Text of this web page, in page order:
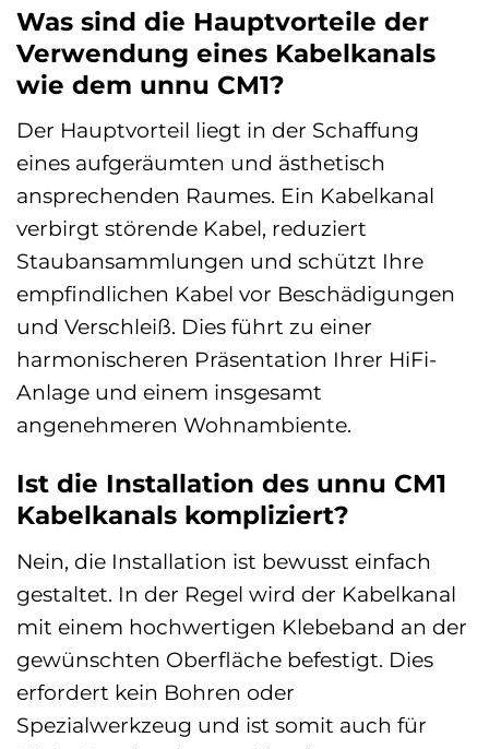
Was sind die Hauptvorteile der
Verwendung eines Kabelkanals
wie dem unnu CM1?
Der Hauptvorteil liegt in der Schaffung
eines aufgeräumten und ästhetisch
ansprechenden Raumes. Ein Kabelkanal
verbirgt störende Kabel, reduziert
Staubansammlungen und schützt Ihre
empfindlichen Kabel vor Beschädigungen
und Verschleiß. Dies führt zu einer
harmonischeren Präsentation Ihrer HiFi-
Anlage und einem insgesamt
angenehmeren Wohnambiente.
Ist die Installation des unnu CM1
Kabelkanals kompliziert?
Nein, die Installation ist bewusst einfach
gestaltet. In der Regel wird der Kabelkanal
mit einem hochwertigen Klebeband an der
gewünschten Oberfläche befestigt. Dies
erfordert kein Bohren oder
Spezialwerkzeug und ist somit auch für